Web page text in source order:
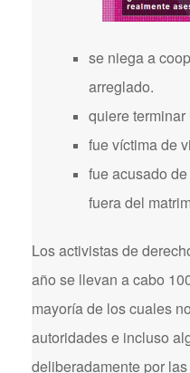
se niega a
arreglado.
quiere
fue víctima de
fue acusado
fuera del
Los activistas de
año se llevan a cabo
mayoría de los cuales
autoridades e incluso
deliberadamente por